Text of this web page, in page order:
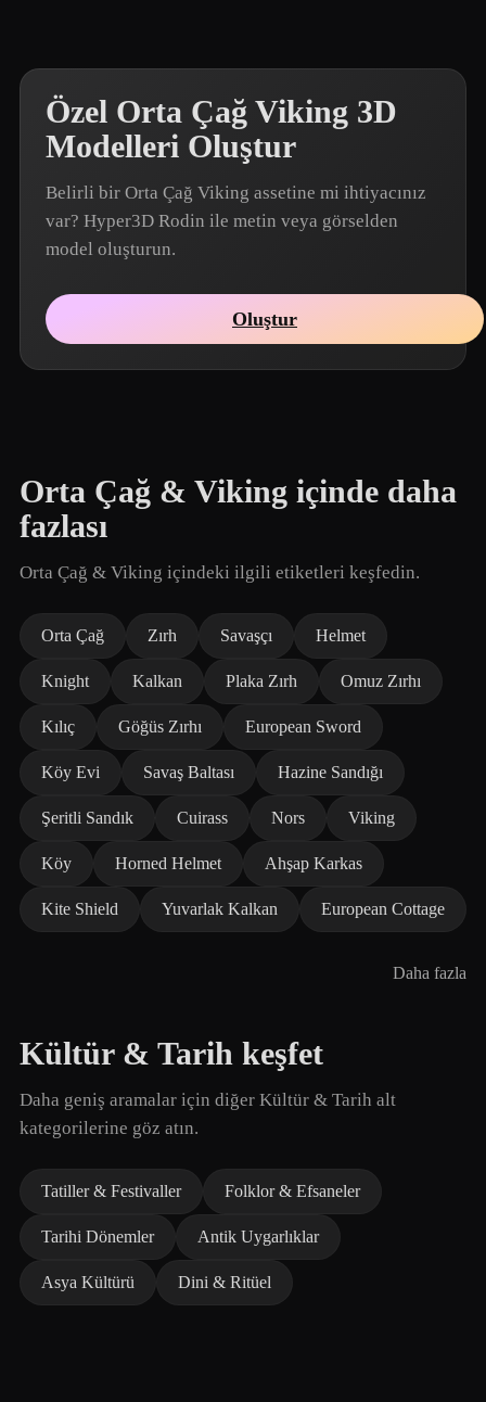
Özel Orta Çağ Viking 3D
Modelleri Oluştur
Belirli bir Orta Çağ Viking assetine mi ihtiyacınız
var? Hyper3D Rodin ile metin veya görselden
model oluşturun.
Oluştur
Orta Çağ & Viking içinde daha
fazlası
Orta Çağ & Viking içindeki ilgili etiketleri keşfedin.
Orta Çağ Zırh Savaşçı Helmet
Knight Kalkan Plaka Zırh Omuz Zırhı
Kılıç Göğüs Zırhı European Sword
Köy Evi Savaş Baltası Hazine Sandığı
Şeritli Sandık Cuirass Nors Viking
Köy Horned Helmet Ahşap Karkas
Kite Shield Yuvarlak Kalkan European Cottage
Daha fazla
Kültür & Tarih keşfet
Daha geniş aramalar için diğer Kültür & Tarih alt
kategorilerine göz atın.
Tatiller & Festivaller Folklor & Efsaneler
Tarihi Dönemler Antik Uygarlıklar
Asya Kültürü Dini & Ritüel